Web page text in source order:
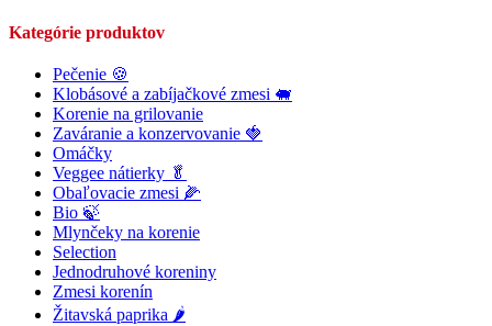
Kategórie produktov
Pečenie 🍪
Klobásové a zabíjačkové zmesi 🐖
Korenie na grilovanie
Zaváranie a konzervovanie 🍓
Omáčky
Veggee nátierky 🥬
Obaľovacie zmesi 🌽
Bio 🍃
Mlynčeky na korenie
Selection
Jednodruhové koreniny
Zmesi korenín
Žitavská paprika 🌶